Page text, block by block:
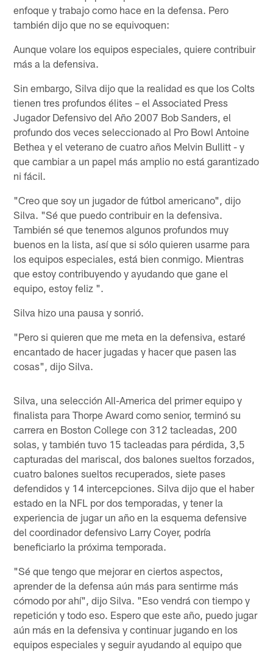
enfoque y trabajo como hace en la defensa. Pero
también dijo que no se equivoquen:
Aunque volare los equipos especiales, quiere contribuir
más a la defensiva.
Sin embargo, Silva dijo que la realidad es que los Colts
tienen tres profundos élites – el Associated Press
Jugador Defensivo del Año 2007 Bob Sanders, el
profundo dos veces seleccionado al Pro Bowl Antoine
Bethea y el veterano de cuatro años Melvin Bullitt - y
que cambiar a un papel más amplio no está garantizado
ni fácil.
"Creo que soy un jugador de fútbol americano", dijo
Silva. "Sé que puedo contribuir en la defensiva.
También sé que tenemos algunos profundos muy
buenos en la lista, así que si sólo quieren usarme para
los equipos especiales, está bien conmigo. Mientras
que estoy contribuyendo y ayudando que gane el
equipo, estoy feliz ".
Silva hizo una pausa y sonrió.
"Pero si quieren que me meta en la defensiva, estaré
encantado de hacer jugadas y hacer que pasen las
cosas", dijo Silva.
Silva, una selección All-America del primer equipo y
finalista para Thorpe Award como senior, terminó su
carrera en Boston College con 312 tacleadas, 200
solas, y también tuvo 15 tacleadas para pérdida, 3,5
capturadas del mariscal, dos balones sueltos forzados,
cuatro balones sueltos recuperados, siete pases
defendidos y 14 intercepciones. Silva dijo que el haber
estado en la NFL por dos temporadas, y tener la
experiencia de jugar un año en la esquema defensive
del coordinador defensivo Larry Coyer, podría
beneficiarlo la próxima temporada.
"Sé que tengo que mejorar en ciertos aspectos,
aprender de la defensa aún más para sentirme más
cómodo por ahí", dijo Silva. "Eso vendrá con tiempo y
repetición y todo eso. Espero que este año, puedo jugar
aún más en la defensiva y continuar jugando en los
equipos especiales y seguir ayudando al equipo que